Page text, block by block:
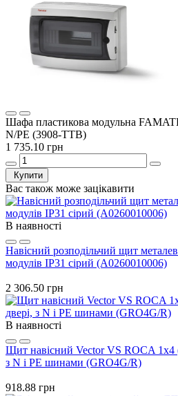
Шафа пластикова модульна
N/PE (3908-TTB)
1 735.10 грн
Купити
Вас також може зацікавити
В наявності
Навісний розподільчий щит
модулів IP31 сірий (A0260010006)
2 306.50 грн
В наявності
Щит навісний Vector VS ROCA 1x4
з N і PE шинами (GRO4G/R)
918.88 грн